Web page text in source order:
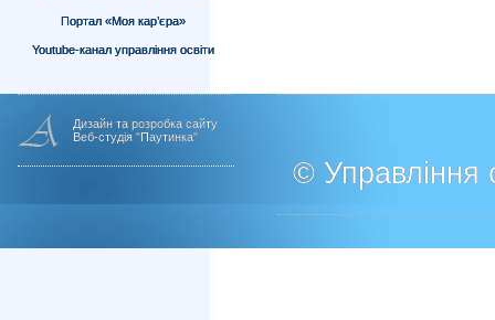
Портал «Моя кар’єра»
Youtube-канал управління освіти
Дизайн та розробка сайту
Веб-студія "Паутинка"
© Управління